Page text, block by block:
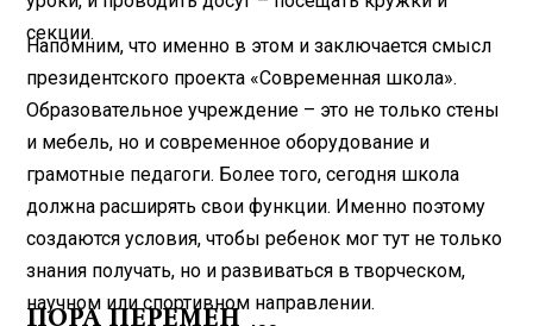
секции.
Напомним, что именно в этом и заключается смысл
президентского проекта «Современная школа».
Образовательное учреждение – это не только стены
и мебель, но и современное оборудование и
грамотные педагоги. Более того, сегодня школа
должна расширять свои функции. Именно поэтому
создаются условия, чтобы ребенок мог тут не только
знания получать, но и развиваться в творческом,
научном или спортивном направлении.
ПОРА ПЕРЕМЕН